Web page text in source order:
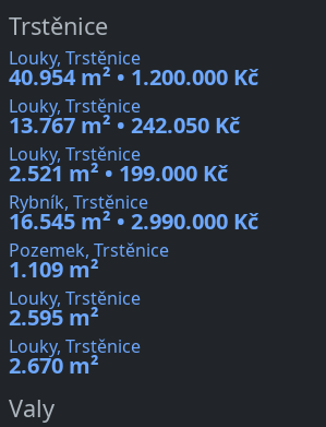
Trstěnice
Louky, Trstěnice
40.954 m² • 1.200.000 Kč
Louky, Trstěnice
13.767 m² • 242.050 Kč
Louky, Trstěnice
2.521 m² • 199.000 Kč
Rybník, Trstěnice
16.545 m² • 2.990.000 Kč
Pozemek, Trstěnice
1.109 m²
Louky, Trstěnice
2.595 m²
Louky, Trstěnice
2.670 m²
Valy